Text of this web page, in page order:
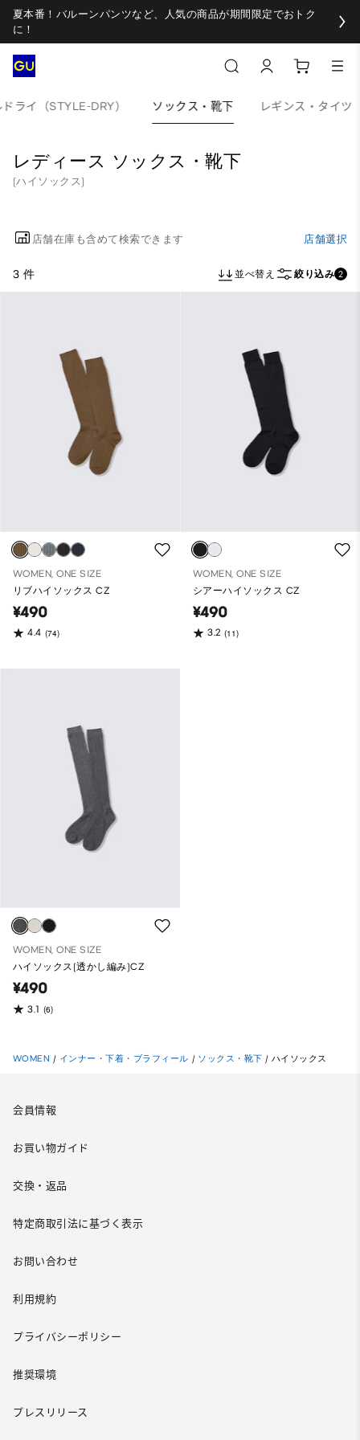
夏本番！バルーンパンツなど、人気の商品が期間限定でおトク
に！
ライ（STYLE-DRY） ソックス・靴下 レギンス・タイツ
レディース ソックス・靴下
(ハイソックス)
店舗在庫も含めて検索できます 店舗選択
3 件 並べ替え 絞り込み 2
WOMEN, ONE SIZE
リブハイソックス CZ
¥490
4.4 (74)
WOMEN, ONE SIZE
シアーハイソックス CZ
¥490
3.2 (11)
WOMEN, ONE SIZE
ハイソックス(透かし編み)CZ
¥490
3.1 (6)
WOMEN / インナー・下着・ブラフィール / ソックス・靴下 / ハイソックス
会員情報
お買い物ガイド
交換・返品
特定商取引法に基づく表示
お問い合わせ
利用規約
プライバシーポリシー
推奨環境
プレスリリース